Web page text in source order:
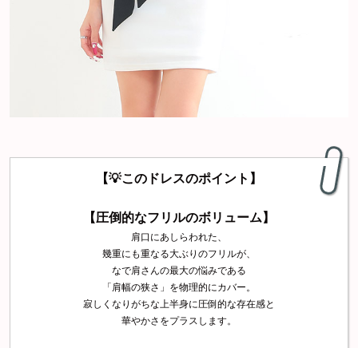
【💡このドレスのポイント】
【圧倒的なフリルのボリューム】
肩口にあしらわれた、
幾重にも重なる大ぶりのフリルが、
なで肩さんの最大の悩みである
「肩幅の狭さ」を物理的にカバー。
寂しくなりがちな上半身に圧倒的な存在感と
華やかさをプラスします。